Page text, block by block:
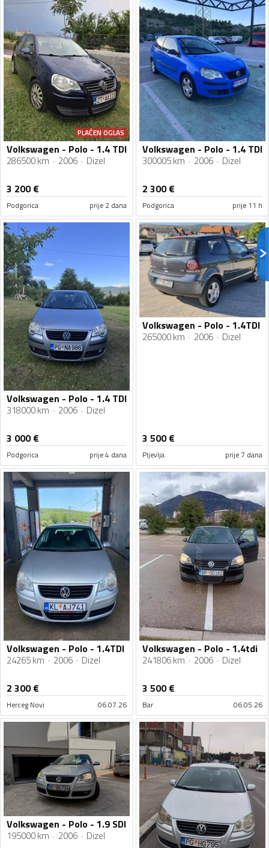
PLAĆEN OGLAS
Volkswagen - Polo - 1.4 TDI
286500 km 2006 Dizel
3 200€
Podgorica prije 2 dana
Volkswagen - Polo - 1.4 TDI
300005 km 2006 Dizel
2 300€
Podgorica prije 11 h
Volkswagen - Polo - 1.4 TDI
318000 km 2006 Dizel
3 000€
Podgorica prije 4 dana
Volkswagen - Polo - 1.4TDI
265000 km 2006 Dizel
3 500€
Pljevlja prije 7 dana
Volkswagen - Polo - 1.4TDI
24265 km 2006 Dizel
2 300€
Herceg Novi 06.07.26
Volkswagen - Polo - 1.4tdi
241806 km 2006 Dizel
3 500€
Bar 06.05.26
Volkswagen - Polo - 1.9 SDI
195000 km 2006 Dizel